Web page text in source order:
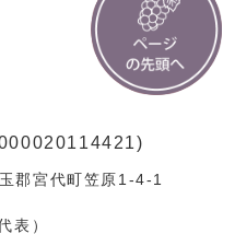
郡宮代町笠原1-4-1
表）